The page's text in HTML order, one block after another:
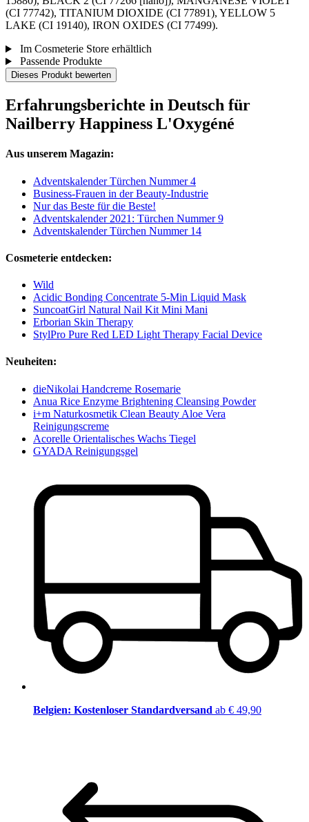
(CI 77742), TITANIUM DIOXIDE (CI 77891), YELLOW 5
LAKE (CI 19140), IRON OXIDES (CI 77499).
Im Cosmeterie Store erhältlich
Passende Produkte
Dieses Produkt bewerten
Erfahrungsberichte in Deutsch für
Nailberry Happiness L'Oxygéné
Aus unserem Magazin:
Adventskalender Türchen Nummer 4
Business-Frauen in der Beauty-Industrie
Nur das Beste für die Beste!
Adventskalender 2021: Türchen Nummer 9
Adventskalender Türchen Nummer 14
Cosmeterie entdecken:
Wild
Acidic Bonding Concentrate 5-Min Liquid Mask
SuncoatGirl Natural Nail Kit Mini Mani
Erborian Skin Therapy
StylPro Pure Red LED Light Therapy Facial Device
Neuheiten:
dieNikolai Handcreme Rosemarie
Anua Rice Enzyme Brightening Cleansing Powder
i+m Naturkosmetik Clean Beauty Aloe Vera
Reinigungscreme
Acorelle Orientalisches Wachs Tiegel
GYADA Reinigungsgel
Belgien: Kostenloser Standardversand ab € 49,90